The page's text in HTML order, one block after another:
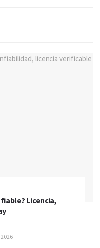
Licencia,
2026